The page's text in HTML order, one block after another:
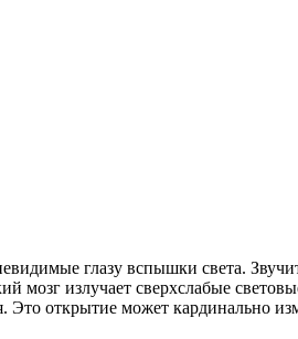
глазу вспышки света.
мозг излучает сверхслабые
Это открытие может кардинально